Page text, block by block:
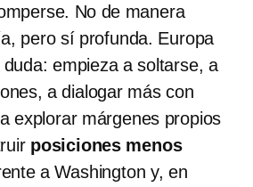
No de manera
pero sí profunda. Europa
empieza a soltarse, a
a dialogar más con
explorar márgenes propios
posiciones menos
a Washington y, en